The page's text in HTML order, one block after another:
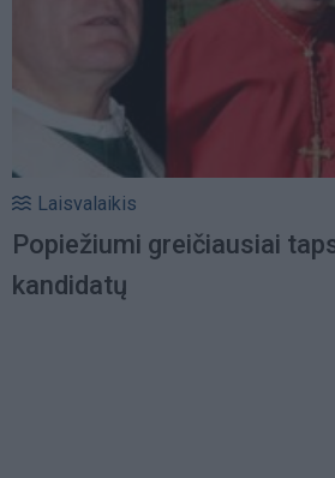
Laisvalaikis
Popiežiumi greičiausiai
kandidatų